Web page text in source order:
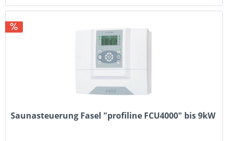
Saunasteuerung Fasel "profiline FCU4000" bis 9kW